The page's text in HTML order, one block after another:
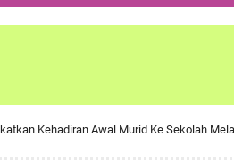
Kehadiran Awal Murid Ke Sekolah